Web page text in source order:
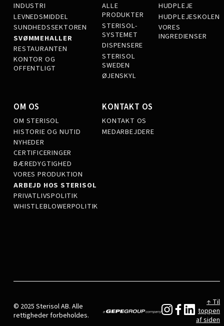
INDUSTRI
LEVNEDSMIDDEL
SUNDHEDSSEKTOREN
SVØMMEHALLER
RESTAURANTEN
KONTOR OG
OFFENTLIGT
ALLE
PRODUKTER
STERISOL-
SYSTEMET
DISPENSERE
STERISOL
SWEDEN
ØJENSKYL
HUDPLEJE
HUDPLEJESKOLEN
VORES
INGREDIENSER
OM OS
OM STERISOL
HISTORIE OG NUTID
NYHEDER
CERTIFICERINGER
BÆREDYGTIGHED
VORES PRODUKTION
ARBEJD HOS STERISOL
PRIVATLIVSPOLITIK
WHISTLEBLOWERPOLITIK
KONTAKT OS
KONTAKT OS
MEDARBEJDERE
© 2025 Sterisol AB. Alle
rettigheder forbeholdes.
↑ Til
toppen
af siden